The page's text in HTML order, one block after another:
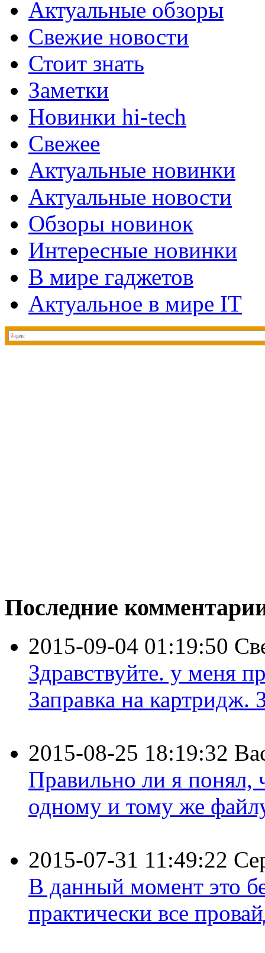
Актуальные обзоры
Свежие новости
Стоит знать
Заметки
Новинки hi-tech
Свежее
Актуальные новинки
Актуальные новости
Обзоры новинок
Интересные новинки
В мире гаджетов
Актуальное в мире IT
Последние
2015-09-04 01:19:50
Здравствуйте. у меня
Заправка на картридж.
2015-08-25 18:19:32
Правильно ли я понял,
одному и тому же
2015-07-31 11:49:22
В данный момент это
практически все